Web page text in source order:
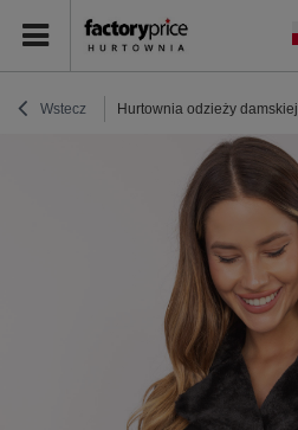
Wstecz Hurtownia odzieży damskiej